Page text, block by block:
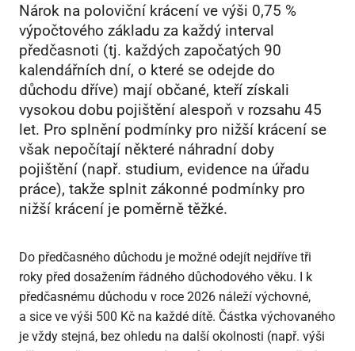
Nárok na poloviční krácení ve výši 0,75 %
výpočtového základu za každý interval
předčasnoti (tj. každých započatých 90
kalendářních dní, o které se odejde do
důchodu dříve) mají občané, kteří získali
vysokou dobu pojištění alespoň v rozsahu 45
let. Pro splnění podmínky pro nižší krácení se
však nepočítají některé náhradní doby
pojištění (např. studium, evidence na úřadu
práce), takže splnit zákonné podmínky pro
nižší krácení je poměrně těžké.
Do předčasného důchodu je možné odejít nejdříve tři
roky před dosažením řádného důchodového věku. I k
předčasnému důchodu v roce 2026 náleží výchovné,
a sice ve výši 500 Kč na každé dítě. Částka výchovaného
je vždy stejná, bez ohledu na další okolnosti (např. výši